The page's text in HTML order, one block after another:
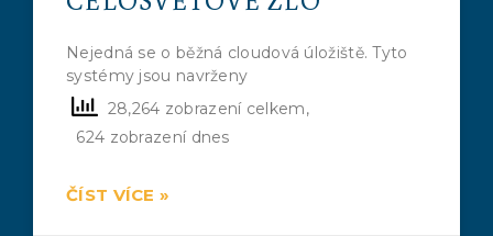
Nejedná se o běžná cloudová úložiště. Tyto
systémy jsou navrženy
28,264 zobrazení celkem,
624 zobrazení dnes
ČÍST VÍCE »